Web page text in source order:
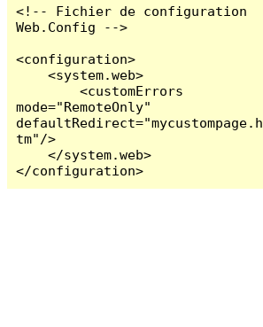
<!-- Fichier de configuration
Web.Config -->
<configuration>
    <system.web>
        <customErrors
mode="RemoteOnly"
defaultRedirect="mycustompage.h
tm"/>
    </system.web>
</configuration>